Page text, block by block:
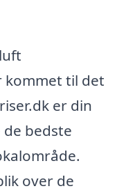
kommet til det
er din
bedste
over de